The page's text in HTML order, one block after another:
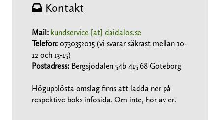
Kontakt
Mail: kundservice [at] daidalos.se
Telefon: 0730352015 (vi svarar säkrast mellan 10-
12 och 13-15)
Postadress: Bergsjödalen 54b 415 68 Göteborg
Högupplösta omslag finns att ladda ner på
respektive boks infosida. Om inte, hör av er.